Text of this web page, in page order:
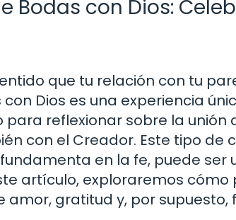
Bodas con Dios:
que tu relación con tu
Dios es una experiencia
para reflexionar sobre la unión
con el Creador. Este tipo de
en la fe, puede
artículo, exploraremos
gratitud y, por supuesto,